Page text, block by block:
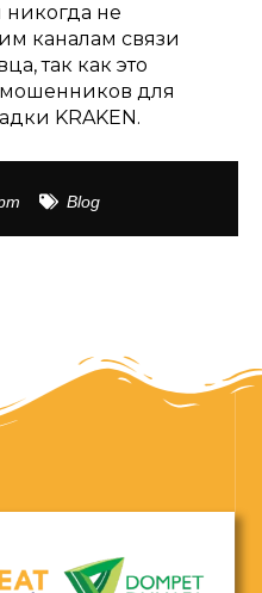
никогда не
каналам связи
так как это
мошенников для
KRAKEN.
Blog